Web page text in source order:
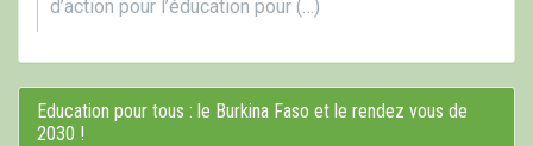
d’action pour l’éducation pour (…)
Education pour tous : le Burkina Faso et le rendez vous de
2030 !